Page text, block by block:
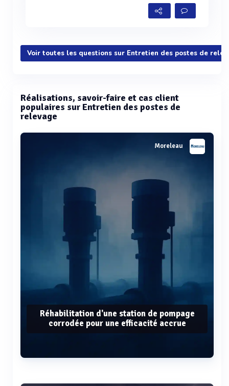
Voir toutes les questions sur Entretien des postes de
Réalisations, savoir-faire et cas client
populaires sur Entretien des postes de
relevage
Moreleau
Réhabilitation d'une station de pompage
corrodée pour une efficacité accrue